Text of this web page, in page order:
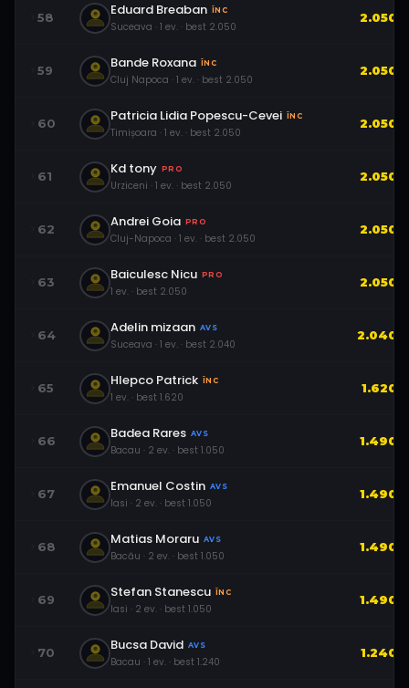
58 Eduard Breaban ÎNC
Suceava · 1 ev. · best 2.050
2.050
59 Bande Roxana ÎNC
Cluj Napoca · 1 ev. · best 2.050
2.050
60 Patricia Lidia Popescu-Cevei ÎNC
Timișoara · 1 ev. · best 2.050
2.050
61 Kd tony PRO
Urziceni · 1 ev. · best 2.050
2.050
62 Andrei Goia PRO
Cluj-Napoca · 1 ev. · best 2.050
2.050
63 Baiculesc Nicu PRO
1 ev. · best 2.050
2.050
64 Adelin mizaan AVS
Suceava · 1 ev. · best 2.040
2.040
65 Hlepco Patrick ÎNC
1 ev. · best 1.620
1.620
66 Badea Rares AVS
Bacau · 2 ev. · best 1.050
1.490
67 Emanuel Costin AVS
Iasi · 2 ev. · best 1.050
1.490
68 Matias Moraru AVS
Bacău · 2 ev. · best 1.050
1.490
69 Stefan Stanescu ÎNC
Iasi · 2 ev. · best 1.050
1.490
70 Bucsa David AVS
Bacau · 1 ev. · best 1.240
1.240